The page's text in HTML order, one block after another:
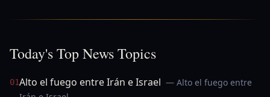
Today's Top News Topics
01Alto el fuego entre Irán e Israel — Alto el fuego entre